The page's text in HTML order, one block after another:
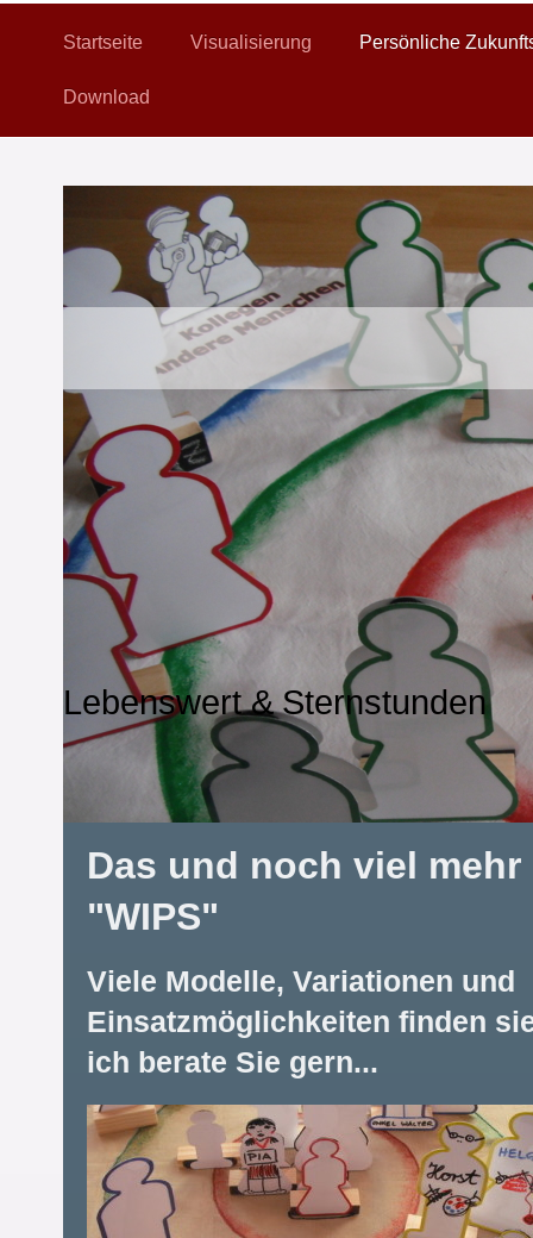
Startseite Visualisierung Persönliche
Download
Lebenswert & Sternstunden
Das und noch viel
"WIPS"
Viele Modelle, Variationen und
Einsatzmöglichkeiten finden
ich berate Sie gern...